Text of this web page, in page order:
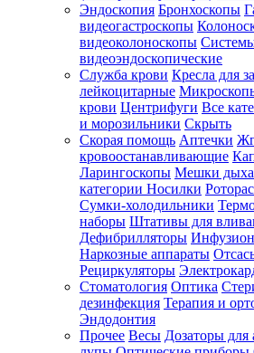
Эндоскопия Бронхоскопы
видеогастроскопы
видеоколоноскопы
видеоэндоскопические
Служба крови Кресла для
лейкоцитарные
крови Центрифуги Все
и морозильники Скрыть
Скорая помощь Аптечки
кровоостанавливающие
Ларингоскопы Мешки
категории Носилки
Сумки-холодильники
наборы Штативы для
Дефибрилляторы
Наркозные аппараты
Рециркуляторы
Стоматология Оптика
дезинфекция Терапия и
Эндодонтия
Прочее Весы Дозаторы для